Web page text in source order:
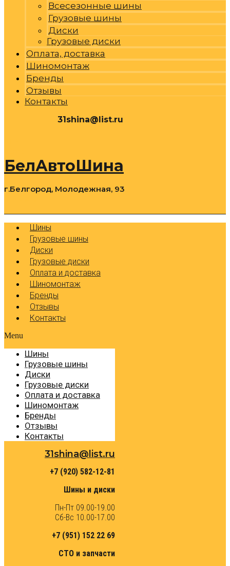
Всесезонные шины
Грузовые шины
Диски
Грузовые диски
Оплата, доставка
Шиномонтаж
Бренды
Отзывы
Контакты
31shina@list.ru
БелАвтоШина
г.Белгород, Молодежная, 93
Шины
Грузовые шины
Диски
Грузовые диски
Оплата и доставка
Шиномонтаж
Бренды
Отзывы
Контакты
Menu
Шины
Грузовые шины
Диски
Грузовые диски
Оплата и доставка
Шиномонтаж
Бренды
Отзывы
Контакты
31shina@list.ru
+7 (920) 582-12-81
Шины и диски
Пн-Пт 09.00-19.00
Сб-Вс 10.00-17.00
+7 (951) 152 22 69
СТО и запчасти